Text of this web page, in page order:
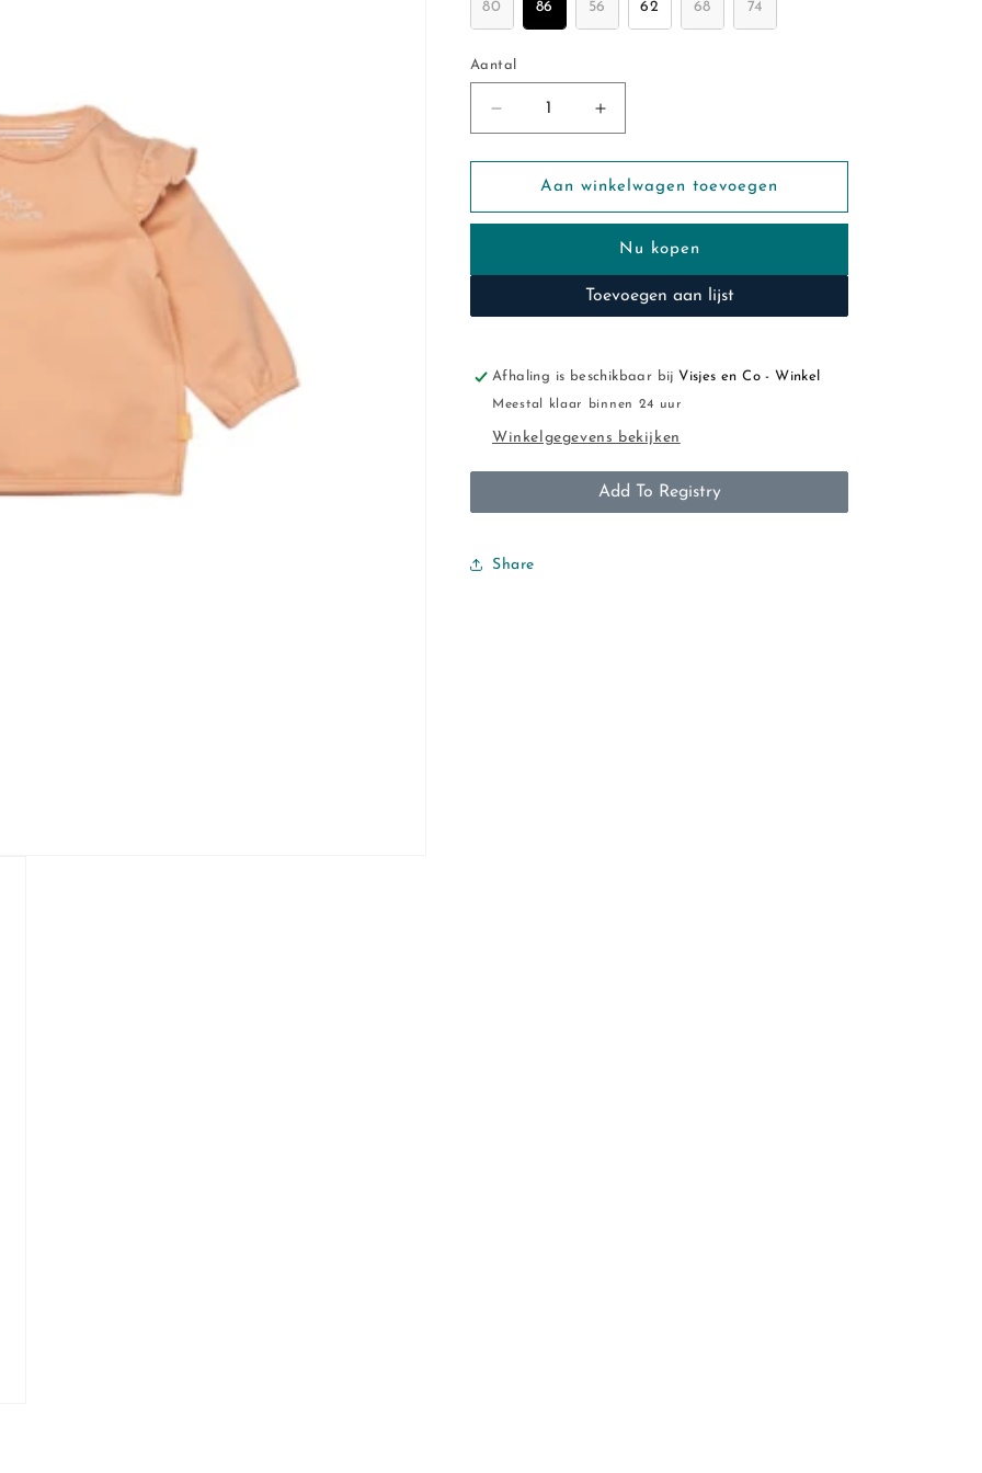
80 86 56 62 68 74
Aantal
Aantal
Aantal
verlagen
voor
Bess:
shirt
girls
Aantal
verhogen
voor
Bess:
shirt
ruffles
girls
Aan winkelwagen toevoegen
Nu kopen
Toevoegen aan lijst
Afhaling is beschikbaar bijVisjes en Co - Winkel
Meestal klaar binnen 24 uur
Winkelgegevens bekijken
Add To Registry
Share